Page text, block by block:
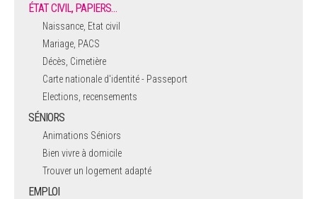
ÉTAT CIVIL, PAPIERS…
Naissance, Etat civil
Mariage, PACS
Décès, Cimetière
Carte nationale d'identité - Passeport
Elections, recensements
SÉNIORS
Animations Séniors
Bien vivre à domicile
Trouver un logement adapté
EMPLOI